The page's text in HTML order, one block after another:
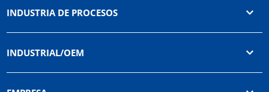
INDUSTRIA DE PROCESOS
INDUSTRIAL/OEM